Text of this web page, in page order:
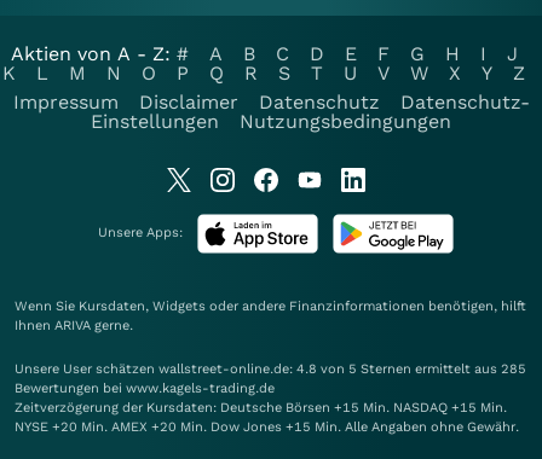
Aktien von A - Z: # A B C D E F G H I
J
K
L M N O P Q R S T U V W X Y
Z
Impressum
Disclaimer Datenschutz
Datenschutz-
Einstellungen
Nutzungsbedingungen
Unsere Apps:
Wenn Sie Kursdaten, Widgets oder andere Finanzinformationen benötigen, hilft
Ihnen ARIVA gerne.
Unsere User schätzen wallstreet-online.de: 4.8 von 5 Sternen ermittelt aus 285
Bewertungen bei www.kagels-trading.de
Zeitverzögerung der Kursdaten: Deutsche Börsen +15 Min. NASDAQ +15 Min.
NYSE +20 Min. AMEX +20 Min. Dow Jones +15 Min. Alle Angaben ohne Gewähr.